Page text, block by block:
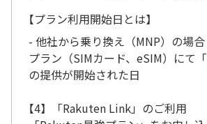
【プラン利用開始日とは】
- 他社から乗り換え（MNP）の場合
プラン（SIMカード、eSIM）にて
の提供が開始された日
【4】「Rakuten Link」のご利用